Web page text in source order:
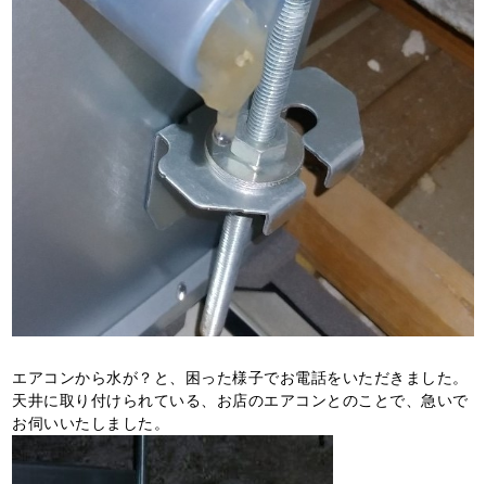
エアコンから水が？と、困った様子でお電話をいただきました。
天井に取り付けられている、お店のエアコンとのことで、急いで
お伺いいたしました。